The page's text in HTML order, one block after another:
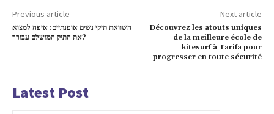
Previous article
השוואת תיקי נשים אופנתיים: איפה למצוא
את התיק המושלם עבורך?
Next article
Découvrez les atouts uniques
de la meilleure école de
kitesurf à Tarifa pour
progresser en toute sécurité
Latest Post